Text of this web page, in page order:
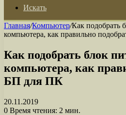
Искать
Главная/Компьютер/Как подобрать
компьютера, как правильно
Как подобрать блок
компьютера, как
БП для ПК
20.11.2019
0 Время чтения: 2 мин.